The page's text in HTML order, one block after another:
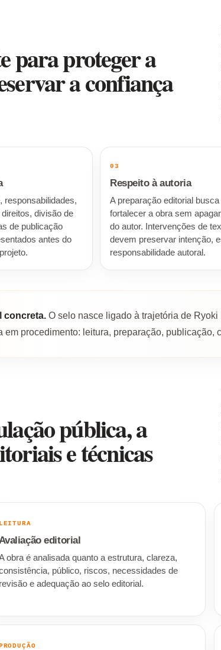
para proteger a
a confiança
responsabilidades,
divisão de
de publicação
antes do
03
Respeito à autoria
A preparação editorial busca
fortalecer a obra sem
do autor. Intervenções de
devem preservar intenção,
responsabilidade autoral.
concreta. O selo nasce ligado à trajetória de
procedimento: leitura, preparação, publicação,
pública, a
e técnicas
LEITURA
editorial
obra é analisada quanto a estrutura, clareza,
público, riscos, necessidades de
revisão e adequação ao selo editorial.